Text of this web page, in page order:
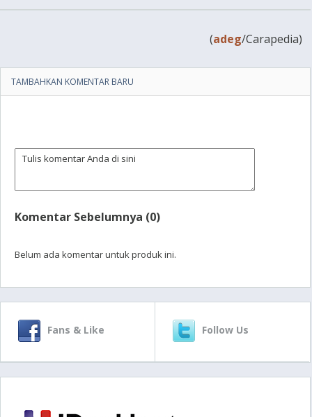
(adeg/Carapedia)
TAMBAHKAN KOMENTAR BARU
Komentar Sebelumnya (0)
Belum ada komentar untuk produk ini.
Fans & Like Follow Us